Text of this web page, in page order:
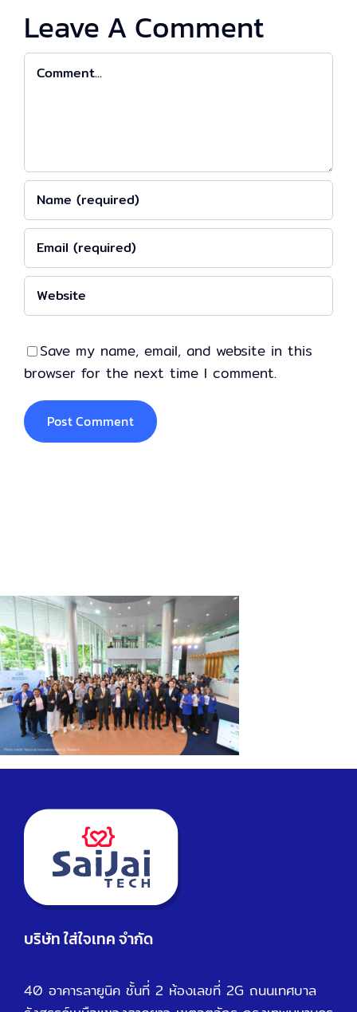
Leave A Comment
Comment
Save my name, email, and website in this
browser for the next time I comment.
บริษัท ใส่ใจเทค จำกัด
40 อาคารลายูนิค ชั้นที่ 2 ห้องเลขที่ 2G ถนนเทศบาล